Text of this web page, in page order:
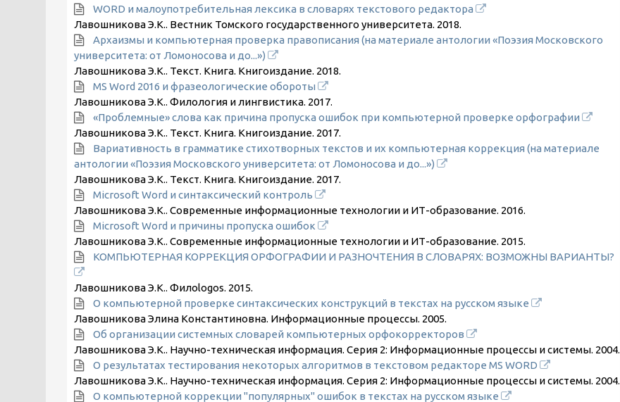
WORD и малоупотребительная лексика в словарях текстового редактора
Лавошникова Э.К.. Вестник Томского государственного университета. 2018.
Архаизмы и компьютерная проверка правописания (на материале антологии «Поэзия Московского
университета: от Ломоносова и до...»)
Лавошникова Э.К.. Текст. Книга. Книгоиздание. 2018.
MS Word 2016 и фразеологические обороты
Лавошникова Э.К.. Филология и лингвистика. 2017.
«Проблемные» слова как причина пропуска ошибок при компьютерной проверке орфографии
Лавошникова Э.К.. Текст. Книга. Книгоиздание. 2017.
Вариативность в грамматике стихотворных текстов и их компьютерная коррекция (на материале
антологии «Поэзия Московского университета: от Ломоносова и до...»)
Лавошникова Э.К.. Текст. Книга. Книгоиздание. 2017.
Microsoft Word и синтаксический контроль
Лавошникова Э.К.. Современные информационные технологии и ИТ-образование. 2016.
Microsoft Word и причины пропуска ошибок
Лавошникова Э.К.. Современные информационные технологии и ИТ-образование. 2015.
КОМПЬЮТЕРНАЯ КОРРЕКЦИЯ ОРФОГРАФИИ И РАЗНОЧТЕНИЯ В СЛОВАРЯХ: ВОЗМОЖНЫ ВАРИАНТЫ?
Лавошникова Э.К.. Филоlogos. 2015.
О компьютерной проверке синтаксических конструкций в текстах на русском языке
Лавошникова Элина Константиновна. Информационные процессы. 2005.
Об организации системных словарей компьютерных орфокорректоров
Лавошникова Э.К.. Научно-техническая информация. Серия 2: Информационные процессы и системы. 2004.
О результатах тестирования некоторых алгоритмов в текстовом редакторе MS WORD
Лавошникова Э.К.. Научно-техническая информация. Серия 2: Информационные процессы и системы. 2004.
О компьютерной коррекции "популярных" ошибок в текстах на русском языке